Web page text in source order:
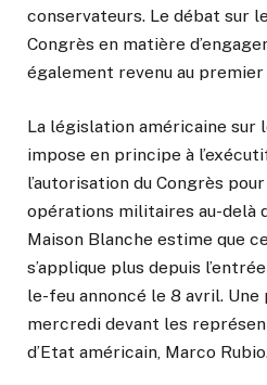
conservateurs. Le débat sur
Congrès en matière
également revenu au premier
La législation américaine sur
impose en principe à
l’autorisation du Congrès
opérations militaires au-delà
Maison Blanche estime que
s’applique plus depuis
le-feu annoncé le 8 avril.
mercredi devant les
d’Etat américain, Marco